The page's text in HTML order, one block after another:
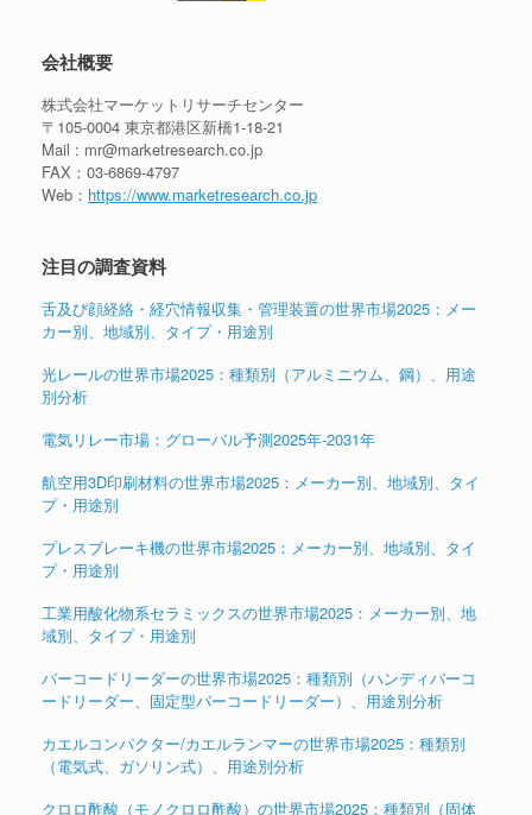
会社概要
株式会社マーケットリサーチセンター
〒105-0004 東京都港区新橋1-18-21
Mail : mr@marketresearch.co.jp
FAX：03-6869-4797
Web： https://www.marketresearch.co.jp
注目の調査資料
舌及び顔経絡・経穴情報収集・管理装置の世界市場2025：メー
カー別、地域別、タイプ・用途別
光レールの世界市場2025：種類別（アルミニウム、鋼）、用途
別分析
電気リレー市場：グローバル予測2025年-2031年
航空用3D印刷材料の世界市場2025：メーカー別、地域別、タイ
プ・用途別
プレスブレーキ機の世界市場2025：メーカー別、地域別、タイ
プ・用途別
工業用酸化物系セラミックスの世界市場2025：メーカー別、地
域別、タイプ・用途別
バーコードリーダーの世界市場2025：種類別（ハンディバーコ
ードリーダー、固定型バーコードリーダー）、用途別分析
カエルコンパクター/カエルランマーの世界市場2025：種類別
（電気式、ガソリン式）、用途別分析
クロロ酢酸（モノクロロ酢酸）の世界市場2025：種類別（固体